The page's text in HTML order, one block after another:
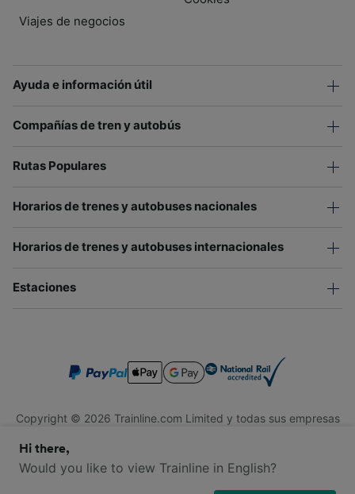
Viajes de negocios
Ayuda e información útil
Compañías de tren y autobús
Rutas Populares
Horarios de trenes y autobuses nacionales
Horarios de trenes y autobuses internacionales
Estaciones
Copyright © 2026 Trainline.com Limited y todas sus empresas
Trainline.com Limited está registrada en Inglaterra y Gales.
Compañía No. 3846791. Dirección: 1 Stonecutter St, Londres
Hi there,
Would you like to view Trainline in English?